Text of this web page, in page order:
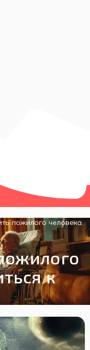
пожилого человека
к